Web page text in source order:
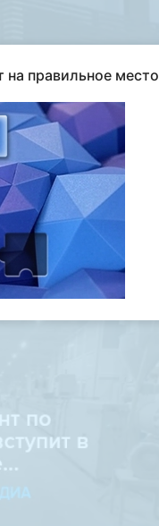
на правильное место